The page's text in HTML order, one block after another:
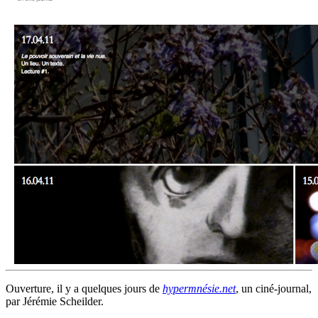
Ouverture, il y a quelques jours de hypermnésie.net, un ciné-journal,
par Jérémie Scheilder.